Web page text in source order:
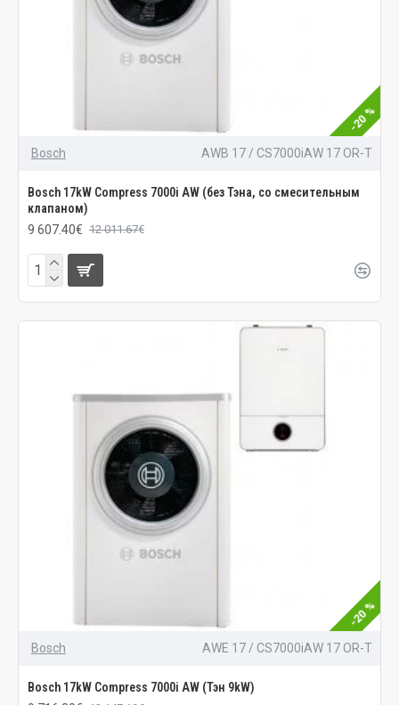
-20 %
Bosch AWB 17 / CS7000iAW 17 OR-T
Bosch 17kW Compress 7000i AW (без Тэна, со смесительным
клапаном)
9 607.40€ 12 011.67€
-20 %
Bosch AWE 17 / CS7000iAW 17 OR-T
Bosch 17kW Compress 7000i AW (Тэн 9kW)